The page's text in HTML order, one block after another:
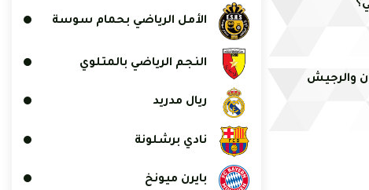
والرجيش
الأمل الرياضي بحمام سوسة
النجم الرياضي بالمتلوي
ريال مدريد
نادي برشلونة
بايرن ميونخ